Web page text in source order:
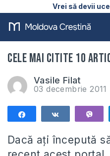
Vrei să devii
Cele mai citite 10
Vasile Filat
03 decembrie 2011
Dacă aţi începută